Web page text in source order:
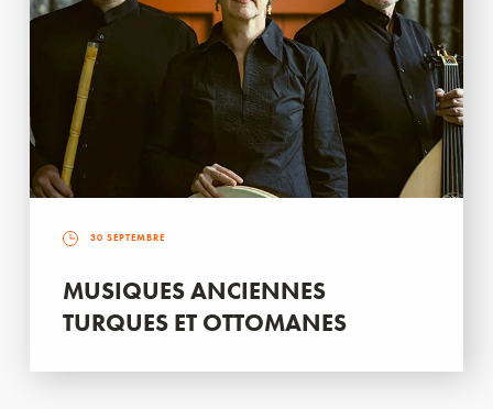
30 SEPTEMBRE
MUSIQUES ANCIENNES
TURQUES ET OTTOMANES